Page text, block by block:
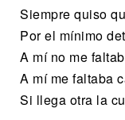
Siempre quiso
Por el mínimo
A mí no me
A mí me faltaba
Si llega otra la